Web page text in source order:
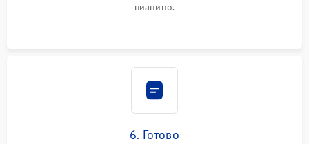
пианино.
6. Готово